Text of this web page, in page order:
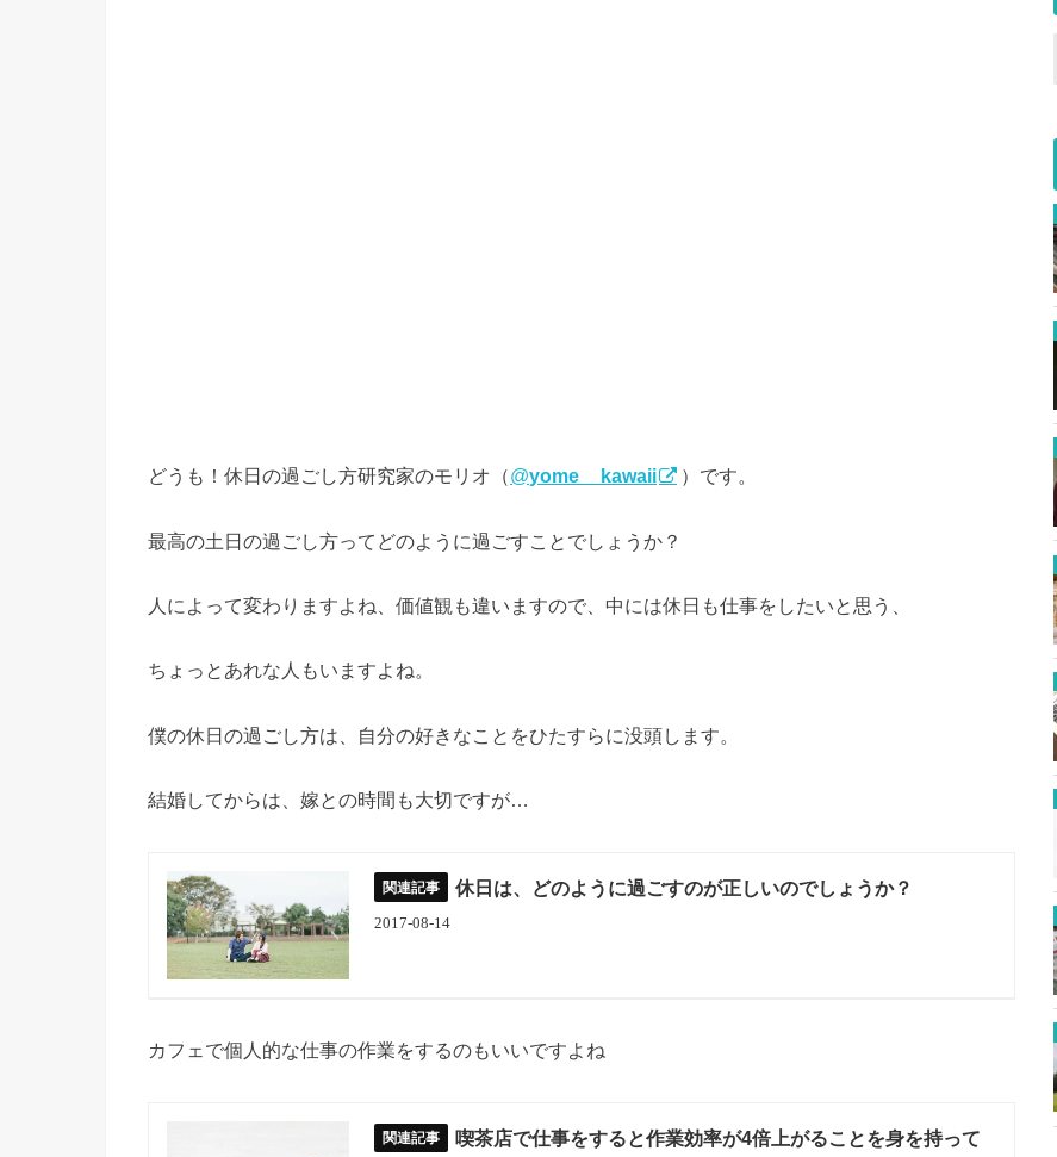
どうも！休日の過ごし方研究家のモリオ（@yome__kawaii ）です。
最高の土日の過ごし方ってどのように過ごすことでしょうか？
人によって変わりますよね、価値観も違いますので、中には休日も仕事をしたいと思う、
ちょっとあれな人もいますよね。
僕の休日の過ごし方は、自分の好きなことをひたすらに没頭します。
結婚してからは、嫁との時間も大切ですが…
休日は、どのように過ごすのが正しいのでしょうか？
2017-08-14
カフェで個人的な仕事の作業をするのもいいですよね
喫茶店で仕事をすると作業効率が4倍上がることを身を持って